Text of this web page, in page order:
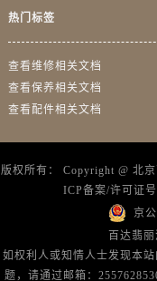
热门标签
查看维修相关文档
查看保养相关文档
查看配件相关文档
版权所有： Copyright @ 北
ICP备案/许可证号
京
百达翡
如权利人或知情人士发现本
题，请通过邮箱：